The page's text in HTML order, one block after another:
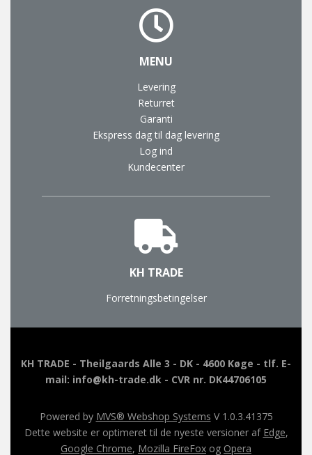
MENU
Levering
Returret
Garanti
Ekspress dag til dag levering
Log ind
Kundecenter
KH TRADE
Forretningsbetingelser
KH TRADE - Theilgaards Alle 3 - DK - 4600 Køge - tlf. E-
mail: info@kh-trade.dk - CVR nr. DK44706105
Powered by MVS® Webshop Systems V 1.0.3.41375
Dette website er optimeret til de nyeste versioner af Edge,
Google Chrome, Mozilla FireFox og Opera